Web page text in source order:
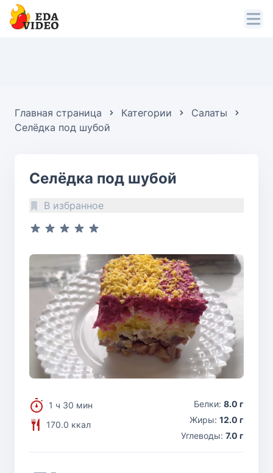
Главная страница Категории
Салаты
Селёдка под шубой
Селёдка под шубой
В избранное
1 ч 30 мин
170.0 ккал
Белки: 8.0 г
Жиры: 12.0 г
Углеводы: 7.0 г